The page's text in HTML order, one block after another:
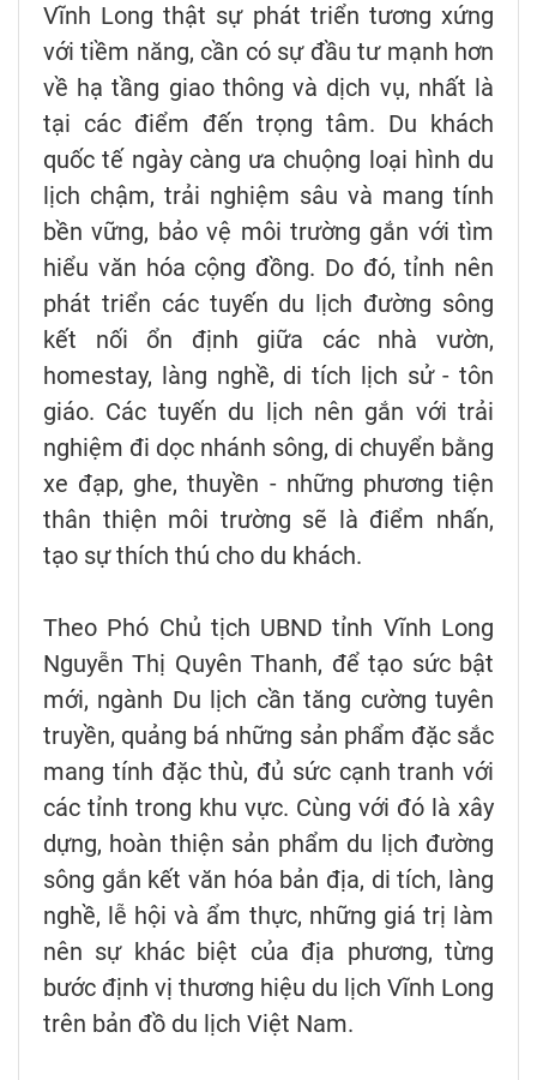
Vĩnh Long thật sự phát triển tương xứng
với tiềm năng, cần có sự đầu tư mạnh hơn
về hạ tầng giao thông và dịch vụ, nhất là
tại các điểm đến trọng tâm. Du khách
quốc tế ngày càng ưa chuộng loại hình du
lịch chậm, trải nghiệm sâu và mang tính
bền vững, bảo vệ môi trường gắn với tìm
hiểu văn hóa cộng đồng. Do đó, tỉnh nên
phát triển các tuyến du lịch đường sông
kết nối ổn định giữa các nhà vườn,
homestay, làng nghề, di tích lịch sử - tôn
giáo. Các tuyến du lịch nên gắn với trải
nghiệm đi dọc nhánh sông, di chuyển bằng
xe đạp, ghe, thuyền - những phương tiện
thân thiện môi trường sẽ là điểm nhấn,
tạo sự thích thú cho du khách.
Theo Phó Chủ tịch UBND tỉnh Vĩnh Long
Nguyễn Thị Quyên Thanh, để tạo sức bật
mới, ngành Du lịch cần tăng cường tuyên
truyền, quảng bá những sản phẩm đặc sắc
mang tính đặc thù, đủ sức cạnh tranh với
các tỉnh trong khu vực. Cùng với đó là xây
dựng, hoàn thiện sản phẩm du lịch đường
sông gắn kết văn hóa bản địa, di tích, làng
nghề, lễ hội và ẩm thực, những giá trị làm
nên sự khác biệt của địa phương, từng
bước định vị thương hiệu du lịch Vĩnh Long
trên bản đồ du lịch Việt Nam.